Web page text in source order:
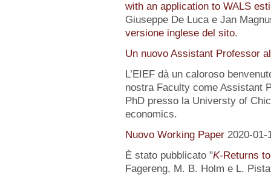
with an application to WALS
Giuseppe De Luca e Jan
versione inglese del sito.
Un nuovo Assistant Professor
L’EIEF dà un caloroso
nostra Faculty come Assistant
PhD presso la Universty of
economics.
Nuovo Working Paper 2020-01-
È stato pubblicato "K-Returns
Fagereng, M. B. Holm e L.